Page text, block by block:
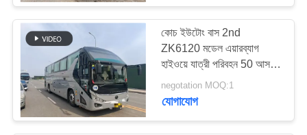
যোগাযোগ
উদ্ধৃতির
জন্য
ব্যবহৃত মিনি বাস
কোচ ইউটোং বাস 2nd
ZK6120 মডেল এয়ারব্যাগ
হাইওয়ে যাত্রী পরিবহন 50 আসন
2021 বছর হজ যানবাহন
negotation MOQ:1
যোগাযোগ